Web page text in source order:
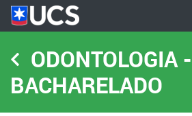
ODONTOLOGIA -
BACHARELADO